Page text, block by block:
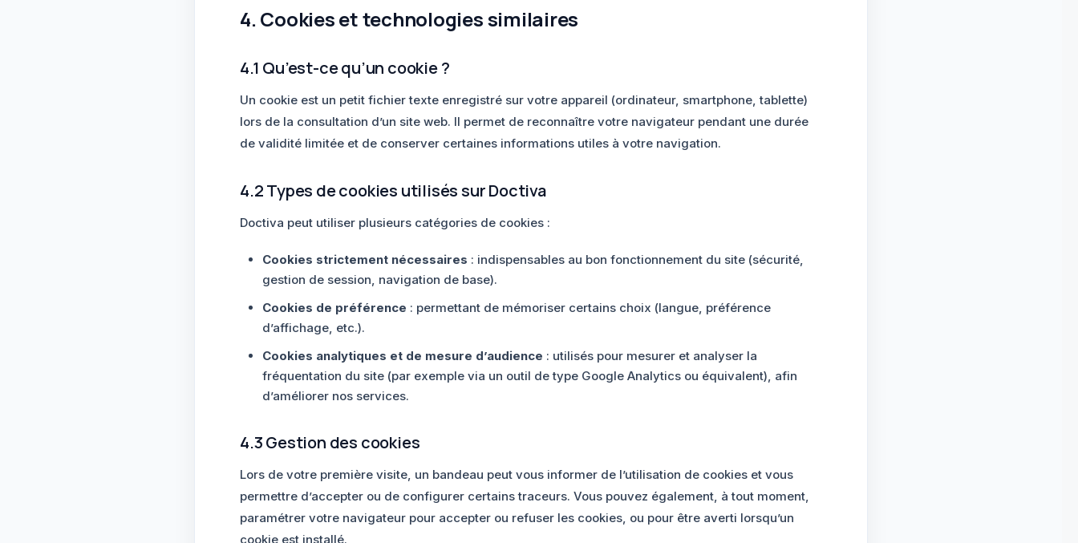
4. Cookies et technologies similaires
4.1 Qu’est-ce qu’un cookie ?
Un cookie est un petit fichier texte enregistré sur votre appareil (ordinateur, smartphone, tablette)
lors de la consultation d’un site web. Il permet de reconnaître votre navigateur pendant une durée
de validité limitée et de conserver certaines informations utiles à votre navigation.
4.2 Types de cookies utilisés sur Doctiva
Doctiva peut utiliser plusieurs catégories de cookies :
Cookies strictement nécessaires : indispensables au bon fonctionnement du site (sécurité,
gestion de session, navigation de base).
Cookies de préférence : permettant de mémoriser certains choix (langue, préférence
d’affichage, etc.).
Cookies analytiques et de mesure d’audience : utilisés pour mesurer et analyser la
fréquentation du site (par exemple via un outil de type Google Analytics ou équivalent), afin
d’améliorer nos services.
4.3 Gestion des cookies
Lors de votre première visite, un bandeau peut vous informer de l’utilisation de cookies et vous
permettre d’accepter ou de configurer certains traceurs. Vous pouvez également, à tout moment,
paramétrer votre navigateur pour accepter ou refuser les cookies, ou pour être averti lorsqu’un
cookie est installé.